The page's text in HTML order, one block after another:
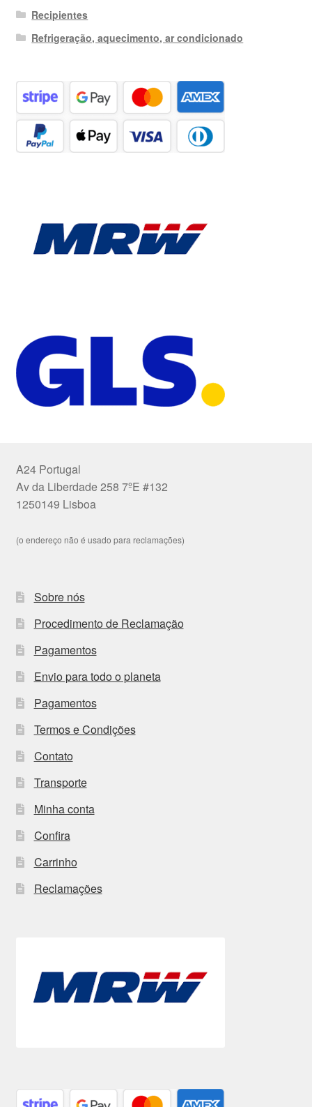
Recipientes
Refrigeração, aquecimento, ar condicionado
A24 Portugal
Av da Liberdade 258 7ºE #132
1250149 Lisboa
(o endereço não é usado para reclamações)
Sobre nós
Procedimento de Reclamação
Pagamentos
Envio para todo o planeta
Pagamentos
Termos e Condições
Contato
Transporte
Minha conta
Confira
Carrinho
Reclamações